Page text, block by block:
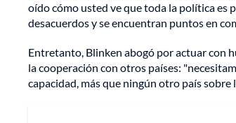
oído cómo usted ve que toda la política es
desacuerdos y se encuentran puntos en
Entretanto, Blinken abogó por actuar con
la cooperación con otros países:
capacidad, más que ningún otro país